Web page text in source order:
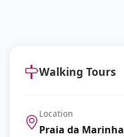
Walking Tours
Location
Praia da Marinha